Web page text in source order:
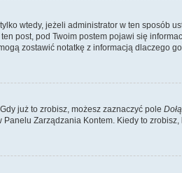
wtedy, jeżeli administrator w ten sposób
post, pod Twoim postem pojawi się
zostawić notatkę z informacją dlaczego
już to zrobisz, możesz zaznaczyć pole
Zarządzania Kontem. Kiedy to